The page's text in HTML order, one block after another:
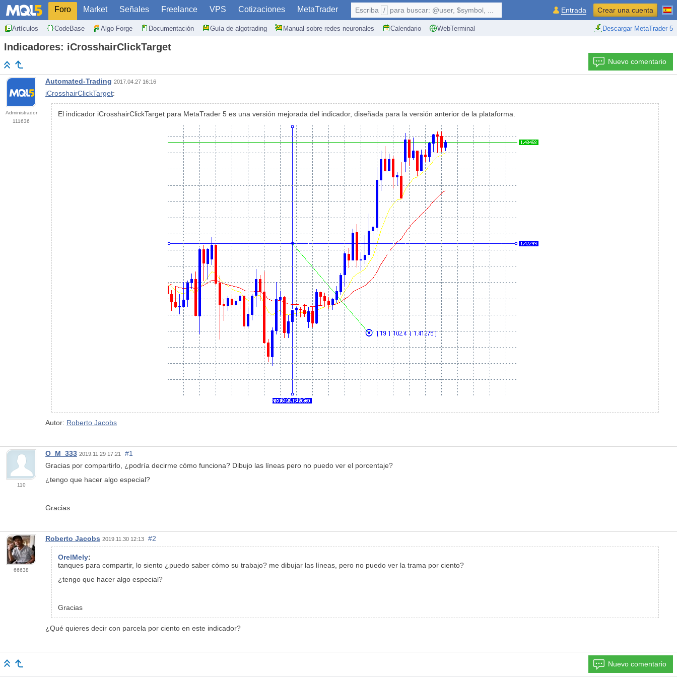
Foro Market Señales Freelance VPS Cotizaciones MetaTrader
Artículos CodeBase Algo Forge Documentación Guía de algotrading Manual sobre redes neuronales Calendario WebTerminal Descargar MetaTrader 5
Escriba / para buscar: @user, $symbol, ... Entrada Crear una cuenta
Indicadores: iCrosshairClickTarget
Nuevo comentario
Administrador
111636
Automated-Trading 2017.04.27 16:16
iCrosshairClickTarget:
El indicador iCrosshairClickTarget para MetaTrader 5 es una versión mejorada del indicador, diseñada para la versión anterior de la plataforma.
Autor: Roberto Jacobs
110
O_M_333 2019.11.29 17:21
#1
Gracias por compartirlo, ¿podría decirme cómo funciona? Dibujo las líneas pero no puedo ver el porcentaje?
¿tengo que hacer algo especial?
Gracias
66638
Roberto Jacobs 2019.11.30 12:13 #2
OrelMely:
tanques para compartir, lo siento ¿puedo saber cómo su trabajo? me dibujar las líneas, pero no puedo ver la trama por ciento?
¿tengo que hacer algo especial?
Gracias
¿Qué quieres decir con parcela por ciento en este indicador?
Nuevo comentario